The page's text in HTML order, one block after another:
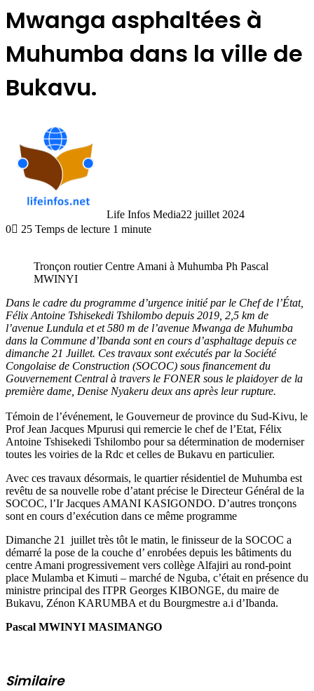
Mwanga asphaltées à
Muhumba dans la ville de
Bukavu.
Life Infos Media22 juillet 2024
0
25 Temps de lecture 1 minute
Tronçon routier Centre Amani à Muhumba Ph Pascal
MWINYI
Dans le cadre du programme d’urgence initié par le Chef de l’État,
Félix Antoine Tshisekedi Tshilombo depuis 2019, 2,5 km de
l’avenue Lundula et et 580 m de l’avenue Mwanga de Muhumba
dans la Commune d’Ibanda sont en cours d’asphaltage depuis ce
dimanche 21 Juillet. Ces travaux sont exécutés par la Société
Congolaise de Construction (SOCOC) sous financement du
Gouvernement Central à travers le FONER sous le plaidoyer de la
première dame, Denise Nyakeru deux ans après leur rupture.
Témoin de l’événement, le Gouverneur de province du Sud-Kivu, le
Prof Jean Jacques Mpurusi qui remercie le chef de l’Etat, Félix
Antoine Tshisekedi Tshilombo pour sa détermination de moderniser
toutes les voiries de la Rdc et celles de Bukavu en particulier.
Avec ces travaux désormais, le quartier résidentiel de Muhumba est
revêtu de sa nouvelle robe d’atant précise le Directeur Général de la
SOCOC, l’Ir Jacques AMANI KASIGONDO. D’autres tronçons
sont en cours d’exécution dans ce même programme
Dimanche 21 juillet très tôt le matin, le finisseur de la SOCOC a
démarré la pose de la couche d’ enrobées depuis les bâtiments du
centre Amani progressivement vers collège Alfajiri au rond-point
place Mulamba et Kimuti – marché de Nguba, c’était en présence du
ministre principal des ITPR Georges KIBONGE, du maire de
Bukavu, Zénon KARUMBA et du Bourgmestre a.i d’Ibanda.
Pascal MWINYI MASIMANGO
Similaire